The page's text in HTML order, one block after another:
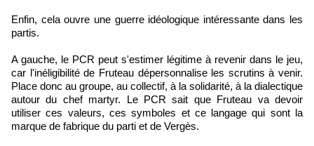
Enfin, cela ouvre une guerre idéologique intéressante dans les
partis.
A gauche, le PCR peut s'estimer légitime à revenir dans le jeu,
car l'inéligibilité de Fruteau dépersonnalise les scrutins à venir.
Place donc au groupe, au collectif, à la solidarité, à la dialectique
autour du chef martyr. Le PCR sait que Fruteau va devoir
utiliser ces valeurs, ces symboles et ce langage qui sont la
marque de fabrique du parti et de Vergès.